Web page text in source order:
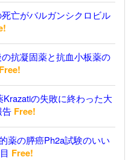
亡がバルガンシクロビル
抗凝固薬と抗血小板薬の
Free!
の失敗に終わった大
告 Free!
薬の膵癌Ph2a試験のいい
Free!